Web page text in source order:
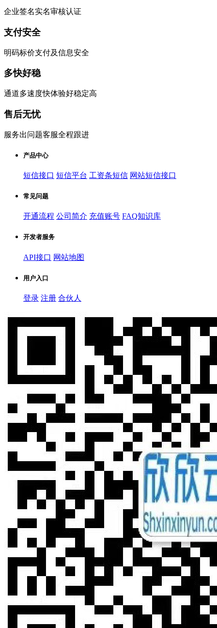
企业签名实名审核认证
支付安全
明码标价支付及信息安全
多快好稳
通道多速度快体验好稳定高
售后无忧
服务出问题客服全程跟进
产品中心
短信接口 短信平台 工资条短信 网站短信接口
常见问题
开通流程 公司简介 充值账号 FAQ知识库
开发者服务
API接口 网站地图
用户入口
登录 注册 合伙人